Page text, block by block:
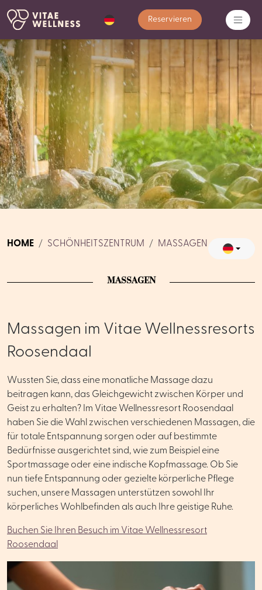
Reservieren
HOME SCHÖNHEITSZENTRUM MASSAGEN
MASSAGEN
Massagen im Vitae Wellnessresorts
Roosendaal
Wussten Sie, dass eine monatliche Massage dazu
beitragen kann, das Gleichgewicht zwischen Körper und
Geist zu erhalten? Im Vitae Wellnessresort Roosendaal
haben Sie die Wahl zwischen verschiedenen Massagen, die
für totale Entspannung sorgen oder auf bestimmte
Bedürfnisse ausgerichtet sind, wie zum Beispiel eine
Sportmassage oder eine indische Kopfmassage. Ob Sie
nun tiefe Entspannung oder gezielte körperliche Pflege
suchen, unsere Massagen unterstützen sowohl Ihr
körperliches Wohlbefinden als auch Ihre geistige Ruhe.
Buchen Sie Ihren Besuch im Vitae Wellnessresort
Roosendaal